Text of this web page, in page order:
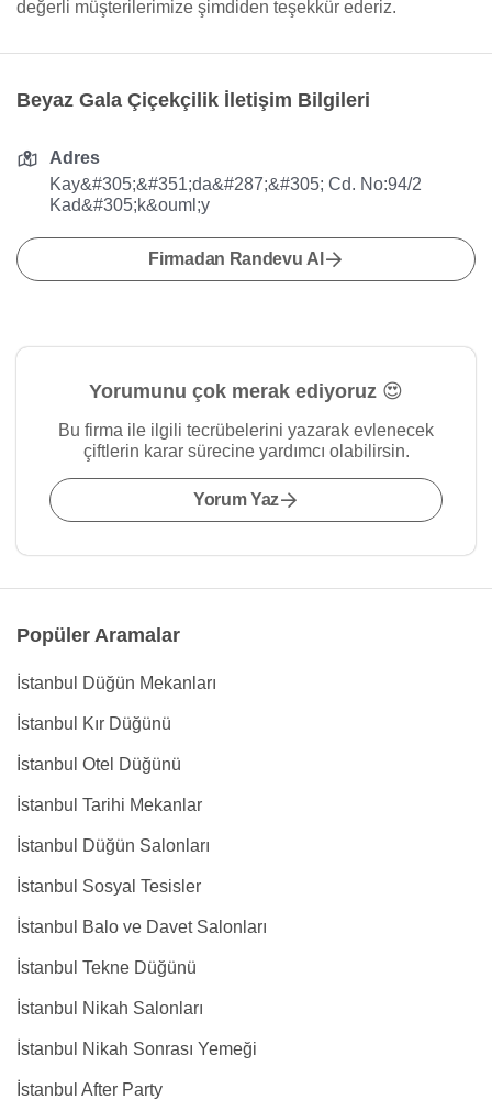
değerli müşterilerimize şimdiden teşekkür ederiz.
Beyaz Gala Çiçekçilik İletişim Bilgileri
Adres
Kay&#305;&#351;da&#287;&#305; Cd. No:94/2
Kad&#305;k&ouml;y
Firmadan Randevu Al
Yorumunu çok merak ediyoruz 😍
Bu firma ile ilgili tecrübelerini yazarak evlenecek
çiftlerin karar sürecine yardımcı olabilirsin.
Yorum Yaz
Popüler Aramalar
İstanbul Düğün Mekanları
İstanbul Kır Düğünü
İstanbul Otel Düğünü
İstanbul Tarihi Mekanlar
İstanbul Düğün Salonları
İstanbul Sosyal Tesisler
İstanbul Balo ve Davet Salonları
İstanbul Tekne Düğünü
İstanbul Nikah Salonları
İstanbul Nikah Sonrası Yemeği
İstanbul After Party